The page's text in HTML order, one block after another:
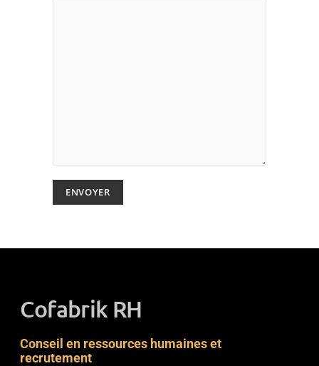
Cofabrik RH
Conseil en ressources humaines et
recrutement